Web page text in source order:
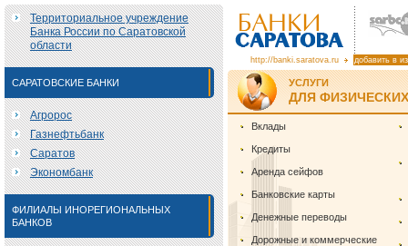
Территориальное учреждение
Банка России по Саратовской
области
САРАТОВСКИЕ БАНКИ
Агророс
Газнефтьбанк
Саратов
Экономбанк
ФИЛИАЛЫ ИНОРЕГИОНАЛЬНЫХ
БАНКОВ
http://banki.saratova.ru добавить в
УСЛУГИ
ДЛЯ
Вклады
Кредиты
Аренда сейфов
Банковские карты
Денежные переводы
Дорожные и коммерческие